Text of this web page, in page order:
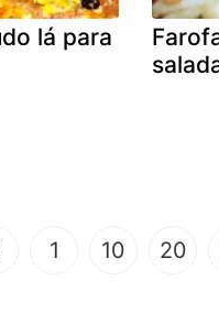
lá para
1 10 20